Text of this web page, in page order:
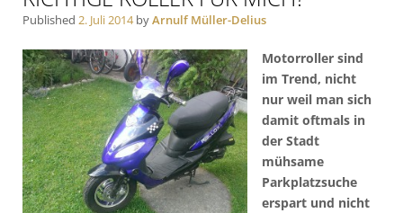
Published 2. Juli 2014byArnulf Müller-Delius
Motorroller sind
im Trend, nicht
nur weil man sich
damit oftmals in
der Stadt
mühsame
Parkplatzsuche
erspart und nicht